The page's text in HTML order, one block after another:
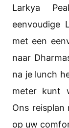
Larkya
eenvoudige
met een
naar
na je lunch
meter kunt
Ons reisplan
op uw